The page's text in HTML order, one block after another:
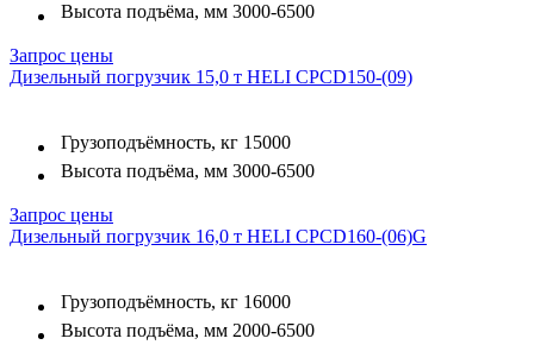
Высота подъёма, мм 3000-6500
Запрос цены
Дизельный погрузчик 15,0 т HELI CPCD150-(09)
Грузоподъёмность, кг 15000
Высота подъёма, мм 3000-6500
Запрос цены
Дизельный погрузчик 16,0 т HELI CPCD160-(06)G
Грузоподъёмность, кг 16000
Высота подъёма, мм 2000-6500